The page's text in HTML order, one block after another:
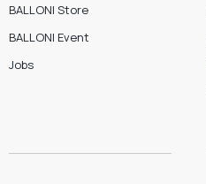
BALLONI Store
BALLONI Event
Jobs